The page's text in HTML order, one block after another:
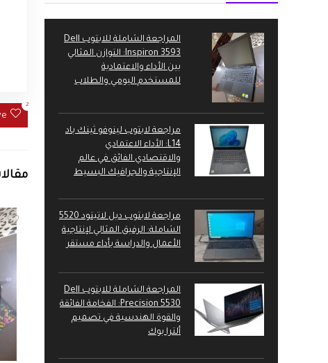
2
المراجعة الشاملة للابتوب Dell
Inspiron 3593: التوازن المثالي
بين الأداء والاعتمادية
للمستخدم اليومي والطلاب
مراجعة لابتوب لينوفو ثينك باد
L14: الأداء الاعتمادي
والاقتصادي الفائق في عالم
الإنتاجية والجرافيك البسيط
مراجعة لابتوب ديل لاتيتود 5520
الشاملة: الرفيق المثالي لإنتاجية
الأعمال والدراسة بأداء مستقر
المراجعة الشاملة للابتوب Dell
Precision 5530: الفخامة الفائقة
والقوة الهندسية في تصميم
ألترا بوك